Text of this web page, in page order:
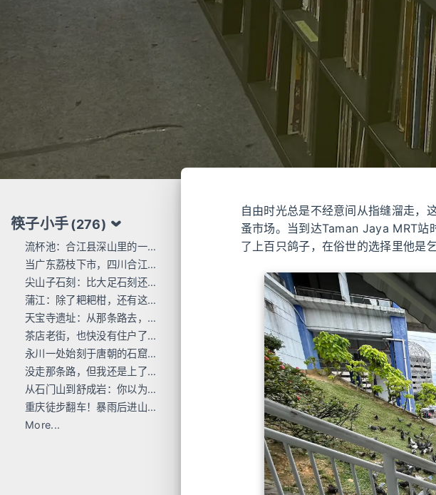
筷子小手(276)
流杯池：合江县深山里的一行东洋刻痕
当广东荔枝下市，四川合江的才刚红透
尖山子石刻：比大足石刻还早300年
蒲江：除了耙耙柑，还有这么多唐宋石刻
天宝寺遗址：从那条路去，过这座桥来
茶店老街，也快没有住户了...
永川一处始刻于唐朝的石窟，人不多 值得去
没走那条路，但我还是上了巴岳山
从石门山到舒成岩：你以为去过宝顶山就是全部的大足石刻了吗？
重庆徒步翻车！暴雨后进山，差点栽在这座小山里
More...
自由时光总是不经意间从指缝溜走，
蚤市场。当到达Taman Jaya MRT站
了上百只鸽子，在俗世的选择里他是